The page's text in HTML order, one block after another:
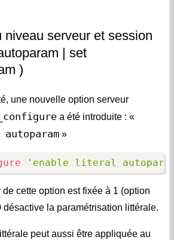
niveau serveur et session
| set
)
une nouvelle option serveur
a été introduite : «
»
'enable literal
cette option est fixée à 1 (option
désactive la paramétrisation littérale.
peut aussi être appliquée au